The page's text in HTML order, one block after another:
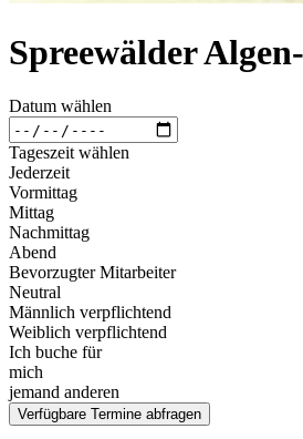
Spreewälder
Datum wählen
Tageszeit wählen
Jederzeit
Vormittag
Mittag
Nachmittag
Abend
Bevorzugter Mitarbeiter
Neutral
Männlich verpflichtend
Weiblich verpflichtend
Ich buche für
mich
jemand anderen
Verfügbare Termine abfragen